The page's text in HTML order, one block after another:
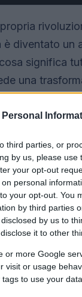
third parties, or
by us, please use
your opt-out
personal
your opt-out. You
by third parties
by us to
it to other
or more Google
visit or usage
to use your
è diventato un
significa
una
anche nella
questo si sta